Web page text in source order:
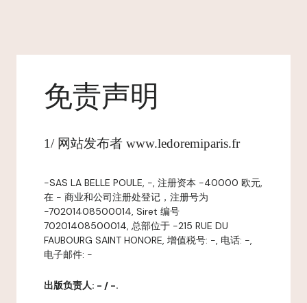
免责声明
1/ 网站发布者 www.ledoremiparis.fr
-SAS LA BELLE POULE, -, 注册资本 -40000 欧元,
在 - 商业和公司注册处登记，注册号为
-70201408500014, Siret 编号
70201408500014, 总部位于 -215 RUE DU
FAUBOURG SAINT HONORE, 增值税号: -, 电话: -,
电子邮件: -
出版负责人: - / -.